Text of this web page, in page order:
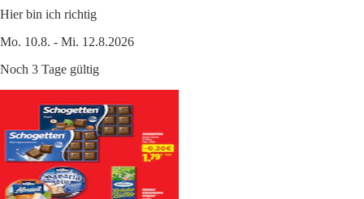
Hier bin ich richtig
Mo. 10.8. - Mi. 12.8.2026
Noch 3 Tage gültig